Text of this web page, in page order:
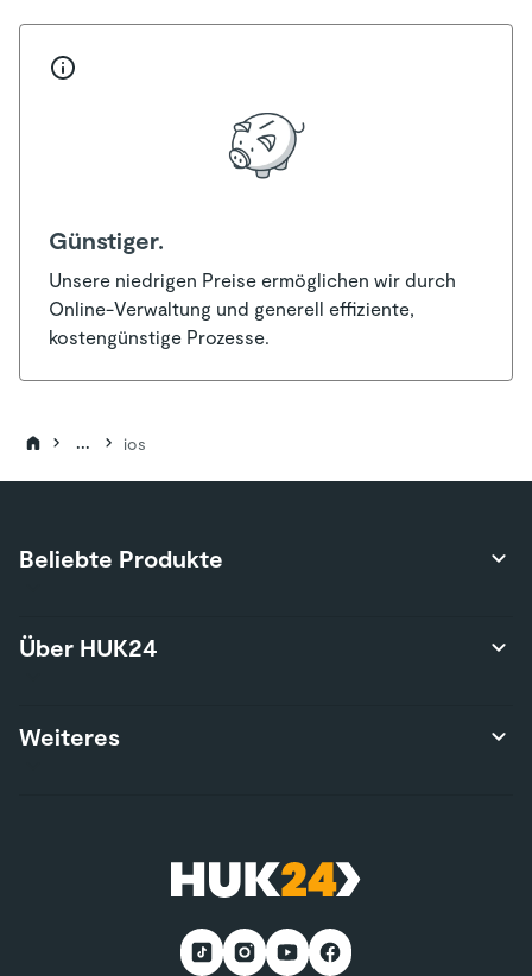
Günstiger.
Unsere niedrigen Preise ermöglichen wir durch
Online-Verwaltung und generell effiziente,
kostengünstige Prozesse.
... ios
Beliebte Produkte
Produktübersicht
Hausratversicherung
Wohnmobilversicherung
Über HUK24
Über uns
Weiteres
*Teilnahmebedingungen